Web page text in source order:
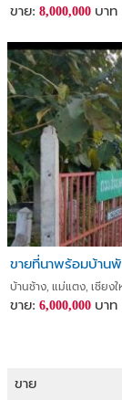
ขาย: 8,000,000 บาท
ขายที่นาพร้อมบ้าน
บ้านช้าง, แม่แตง, เชียงใ
ขาย: 6,000,000 บาท
ขาย